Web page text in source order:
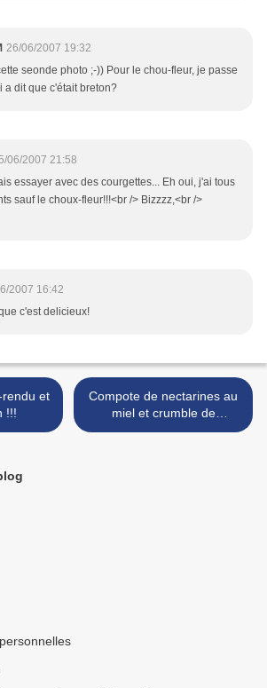
26/06/2007 19:32
seonde photo ;-)) Pour le chou-fleur, je passe
a dit que c'était breton?
06/2007 21:58
essayer avec des courgettes... Eh oui, j'ai tous
sauf le choux-fleur!!!<br /> Bizzzz,<br />
2007 16:42
c'est delicieux!
!!!
Compote de nectarines au
miel et crumble de
pistaches ! >